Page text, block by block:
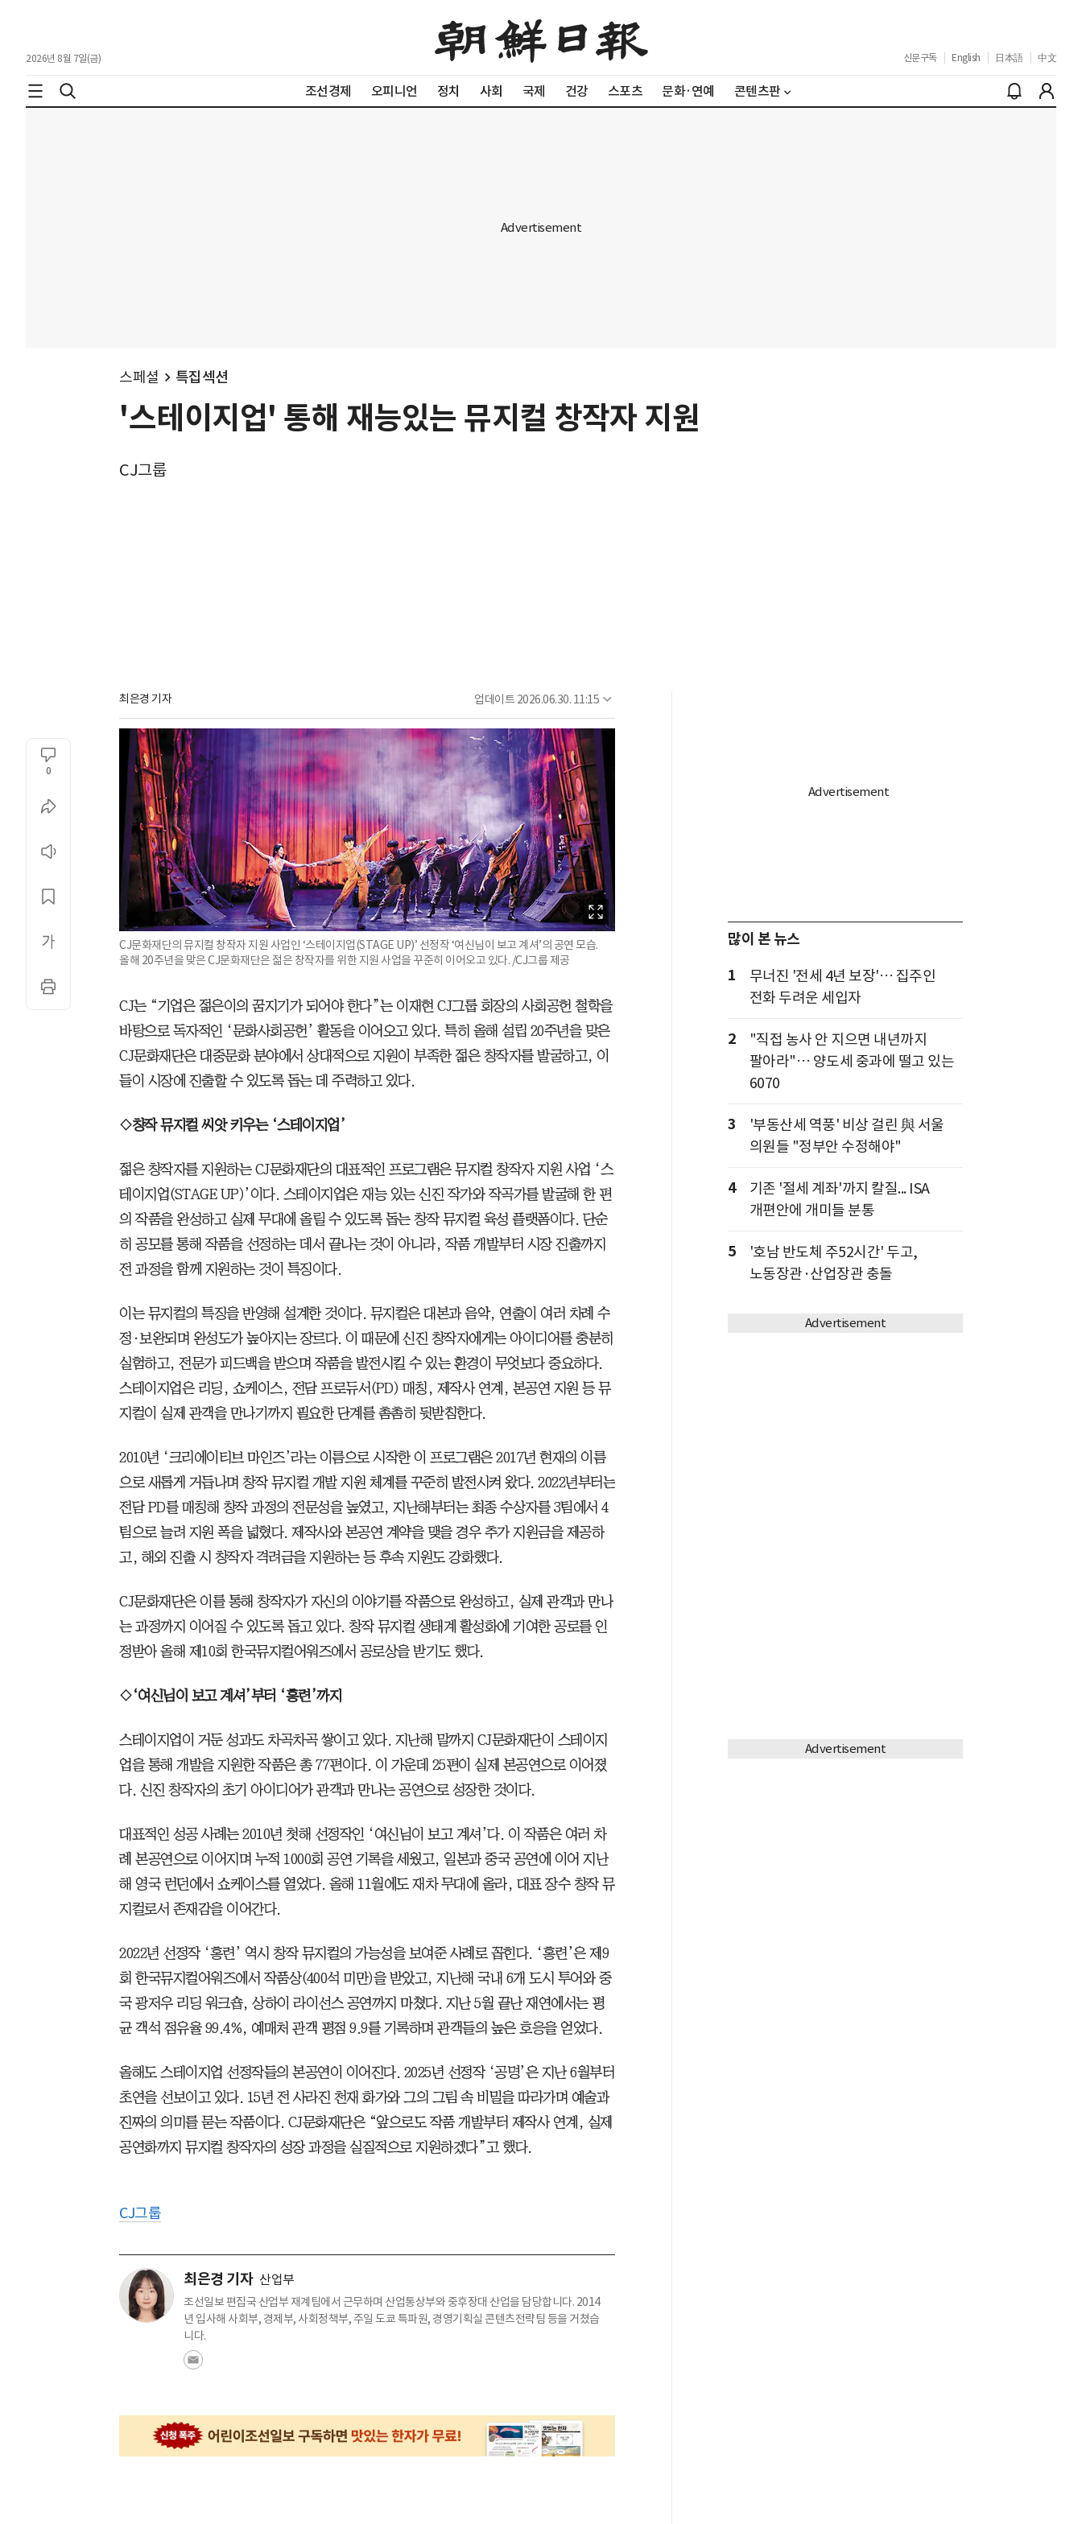
2026년 8월 7일(금) 신문구독 English 日本語 中文
조선경제 오피니언 정치 사회 국제 건강 스포츠 문화·연예 콘텐츠판
스페셜 특집섹션
'스테이지업' 통해 재능있는 뮤지컬 창작자 지원
CJ그룹
최은경 기자 업데이트 2026.06.30. 11:15
0
CJ문화재단의 뮤지컬 창작자 지원 사업인 ‘스테이지업(STAGE UP)’ 선정작 ‘여신님이 보고 계셔’의 공연 모습.
올해 20주년을 맞은 CJ문화재단은 젊은 창작자를 위한 지원 사업을 꾸준히 이어오고 있다. /CJ그룹 제공
CJ는 “기업은 젊은이의 꿈지기가 되어야 한다”는 이재현 CJ그룹 회장의 사회공헌 철학을
바탕으로 독자적인 ‘문화사회공헌’ 활동을 이어오고 있다. 특히 올해 설립 20주년을 맞은
CJ문화재단은 대중문화 분야에서 상대적으로 지원이 부족한 젊은 창작자를 발굴하고, 이
들이 시장에 진출할 수 있도록 돕는 데 주력하고 있다.
◇창작 뮤지컬 씨앗 키우는 ‘스테이지업’
젊은 창작자를 지원하는 CJ문화재단의 대표적인 프로그램은 뮤지컬 창작자 지원 사업 ‘스
테이지업(STAGE UP)’이다. 스테이지업은 재능 있는 신진 작가와 작곡가를 발굴해 한 편
의 작품을 완성하고 실제 무대에 올릴 수 있도록 돕는 창작 뮤지컬 육성 플랫폼이다. 단순
히 공모를 통해 작품을 선정하는 데서 끝나는 것이 아니라, 작품 개발부터 시장 진출까지
전 과정을 함께 지원하는 것이 특징이다.
이는 뮤지컬의 특징을 반영해 설계한 것이다. 뮤지컬은 대본과 음악, 연출이 여러 차례 수
정·보완되며 완성도가 높아지는 장르다. 이 때문에 신진 창작자에게는 아이디어를 충분히
실험하고, 전문가 피드백을 받으며 작품을 발전시킬 수 있는 환경이 무엇보다 중요하다.
스테이지업은 리딩, 쇼케이스, 전담 프로듀서(PD) 매칭, 제작사 연계, 본공연 지원 등 뮤
지컬이 실제 관객을 만나기까지 필요한 단계를 촘촘히 뒷받침한다.
2010년 ‘크리에이티브 마인즈’라는 이름으로 시작한 이 프로그램은 2017년 현재의 이름
으로 새롭게 거듭나며 창작 뮤지컬 개발 지원 체계를 꾸준히 발전시켜 왔다. 2022년부터는
전담 PD를 매칭해 창작 과정의 전문성을 높였고, 지난해부터는 최종 수상자를 3팀에서 4
팀으로 늘려 지원 폭을 넓혔다. 제작사와 본공연 계약을 맺을 경우 추가 지원금을 제공하
고, 해외 진출 시 창작자 격려금을 지원하는 등 후속 지원도 강화했다.
CJ문화재단은 이를 통해 창작자가 자신의 이야기를 작품으로 완성하고, 실제 관객과 만나
는 과정까지 이어질 수 있도록 돕고 있다. 창작 뮤지컬 생태계 활성화에 기여한 공로를 인
정받아 올해 제10회 한국뮤지컬어워즈에서 공로상을 받기도 했다.
◇‘여신님이 보고 계셔’부터 ‘홍련’까지
스테이지업이 거둔 성과도 차곡차곡 쌓이고 있다. 지난해 말까지 CJ문화재단이 스테이지
업을 통해 개발을 지원한 작품은 총 77편이다. 이 가운데 25편이 실제 본공연으로 이어졌
다. 신진 창작자의 초기 아이디어가 관객과 만나는 공연으로 성장한 것이다.
대표적인 성공 사례는 2010년 첫해 선정작인 ‘여신님이 보고 계셔’다. 이 작품은 여러 차
례 본공연으로 이어지며 누적 1000회 공연 기록을 세웠고, 일본과 중국 공연에 이어 지난
해 영국 런던에서 쇼케이스를 열었다. 올해 11월에도 재차 무대에 올라, 대표 장수 창작 뮤
지컬로서 존재감을 이어간다.
2022년 선정작 ‘홍련’ 역시 창작 뮤지컬의 가능성을 보여준 사례로 꼽힌다. ‘홍련’은 제9
회 한국뮤지컬어워즈에서 작품상(400석 미만)을 받았고, 지난해 국내 6개 도시 투어와 중
국 광저우 리딩 워크숍, 상하이 라이선스 공연까지 마쳤다. 지난 5월 끝난 재연에서는 평
균 객석 점유율 99.4%, 예매처 관객 평점 9.9를 기록하며 관객들의 높은 호응을 얻었다.
올해도 스테이지업 선정작들의 본공연이 이어진다. 2025년 선정작 ‘공명’은 지난 6월부터
초연을 선보이고 있다. 15년 전 사라진 천재 화가와 그의 그림 속 비밀을 따라가며 예술과
진짜의 의미를 묻는 작품이다. CJ문화재단은 “앞으로도 작품 개발부터 제작사 연계, 실제
공연화까지 뮤지컬 창작자의 성장 과정을 실질적으로 지원하겠다”고 했다.
CJ그룹
최은경 기자 산업부
조선일보 편집국 산업부 재계팀에서 근무하며 산업통상부와 중후장대 산업을 담당합니다. 2014
년 입사해 사회부, 경제부, 사회정책부, 주일 도쿄 특파원, 경영기획실 콘텐츠전략팀 등을 거쳤습
니다.
많이 본 뉴스
1
무너진 '전세 4년 보장'… 집주인
전화 두려운 세입자
2
"직접 농사 안 지으면 내년까지
팔아라"… 양도세 중과에 떨고 있는
6070
3
'부동산세 역풍' 비상 걸린 與 서울
의원들 "정부안 수정해야"
4
기존 '절세 계좌'까지 칼질... ISA
개편안에 개미들 분통
5
'호남 반도체 주52시간' 두고,
노동장관·산업장관 충돌